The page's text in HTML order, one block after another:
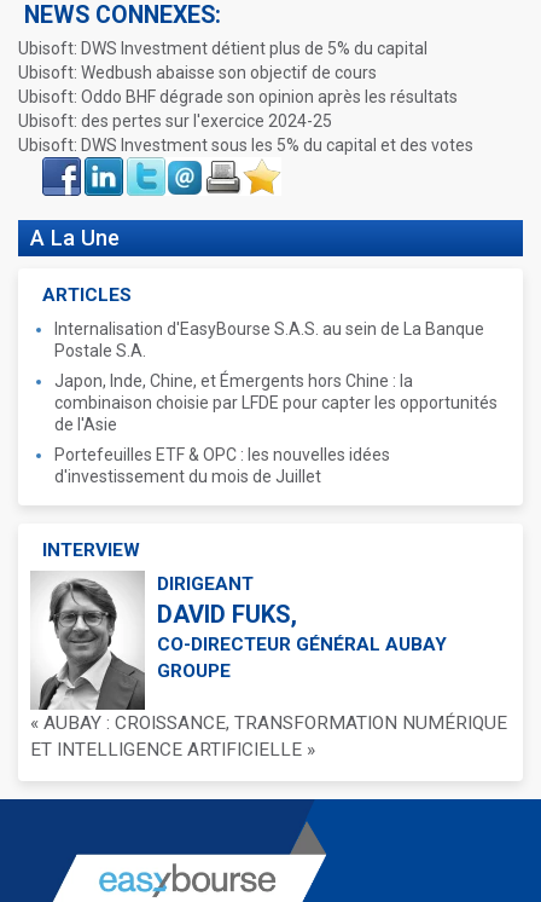
NEWS CONNEXES:
Ubisoft: DWS Investment détient plus de 5% du capital
Ubisoft: Wedbush abaisse son objectif de cours
Ubisoft: Oddo BHF dégrade son opinion après les résultats
Ubisoft: des pertes sur l'exercice 2024-25
Ubisoft: DWS Investment sous les 5% du capital et des votes
Face
book
LinkIn Twitter Envoyer ImprimerFavoris
A La Une
ARTICLES
Internalisation d'EasyBourse S.A.S. au sein de La Banque
Postale S.A.
Japon, Inde, Chine, et Émergents hors Chine : la
combinaison choisie par LFDE pour capter les opportunités
de l'Asie
Portefeuilles ETF & OPC : les nouvelles idées
d'investissement du mois de Juillet
INTERVIEW
DIRIGEANT
DAVID FUKS,
CO-DIRECTEUR GÉNÉRAL AUBAY
GROUPE
« AUBAY : CROISSANCE, TRANSFORMATION NUMÉRIQUE
ET INTELLIGENCE ARTIFICIELLE »